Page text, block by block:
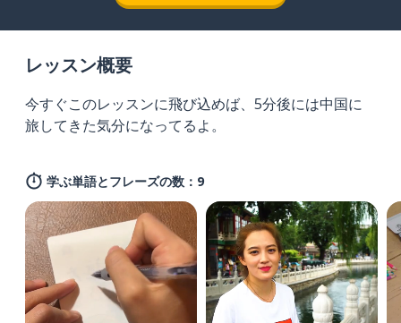
レッスン概要
今すぐこのレッスンに飛び込めば、5分後には中国に
旅してきた気分になってるよ。
学ぶ単語とフレーズの数：9